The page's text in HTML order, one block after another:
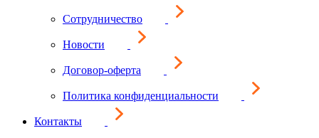
Сотрудничество
Новости
Договор-оферта
Политика конфиденциальности
Контакты